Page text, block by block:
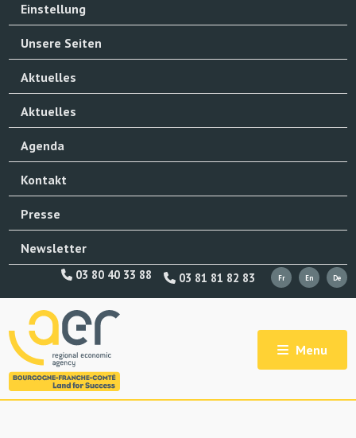
Einstellung
Unsere Seiten
Aktuelles
Aktuelles
Agenda
Kontakt
Presse
Newsletter
03 81 81 82 83
03 80 40 33 88
Menu